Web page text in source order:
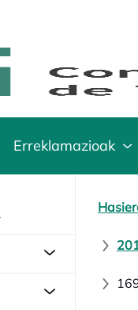
Erreklamazioak